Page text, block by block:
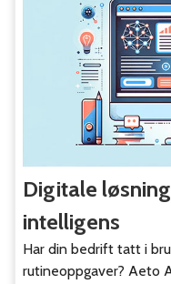
Digitale
intelligens
Har din bedrift tatt i
rutineoppgaver? Aeto